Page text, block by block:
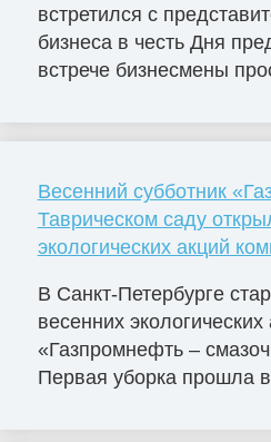
встретился с
бизнеса в честь Дня
встрече бизнесмены
Весенний субботник
Таврическом саду
экологических акций
В Санкт-Петербурге
весенних
«Газпромнефть –
Первая уборка прошла